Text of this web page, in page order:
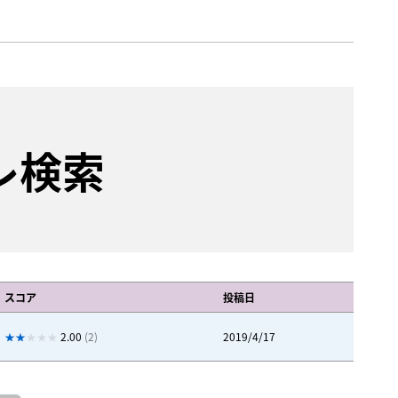
検索
スコア 投稿日
2.00 (2) 2019/4/17